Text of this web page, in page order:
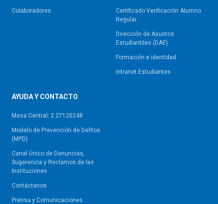
Colaboradores
Certificado Verificación Alumno
Regular
Dirección de Asuntos
Estudiantiles (DAE)
Formación e identidad
Intranet Estudiantes
AYUDA Y CONTACTO
Mesa Central: 2 27120248
Modelo de Prevención de Delitos
(MPD)
Canal Único de Denuncias,
Sugerencia y Reclamos de las
Instituciones
Contáctanos
Prensa y Comunicaciones